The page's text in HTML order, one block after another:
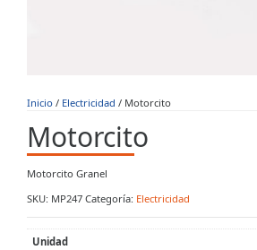
Inicio / Electricidad / Motorcito
Motorcito
Motorcito Granel
SKU: MP247 Categoría: Electricidad
Unidad